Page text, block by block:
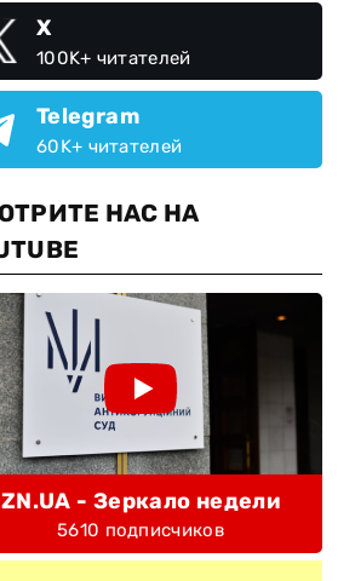
X
100K+ читателей
Telegram
60K+ читателей
НАС НА
ZN.UA - Зеркало недели
5610 подписчиков